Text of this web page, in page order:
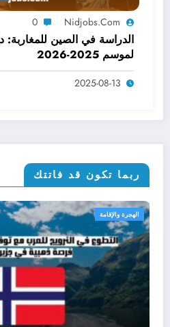
Nidjobs.com
0
الدراسة في الصين للمغاربة:
لموسم 2025-2026
2025-08-13
ربما تكون قد فاتتك
فرص العمل